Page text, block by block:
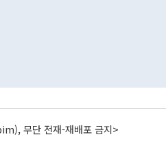
무단 전재-재배포 금지>